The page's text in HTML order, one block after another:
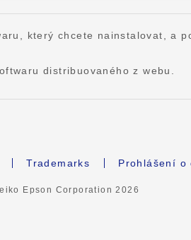
který chcete nainstalovat, a
distribuovaného z webu.
Trademarks Prohlášení o
Epson Corporation2026